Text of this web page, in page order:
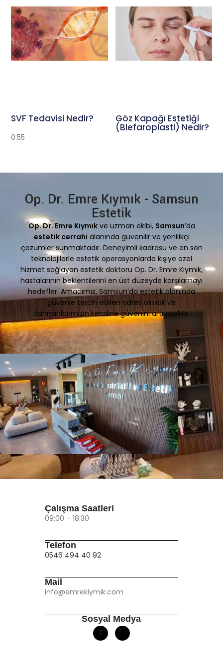
SVF Tedavisi Nedir? Göz Kapağı Estetiği
(Blefaroplasti) Nedir?
Op. Dr. Emre Kıymık - Samsun
Estetik
Op. Dr. Emre Kıymıkve uzman ekibi, Samsun’da
estetik cerrahi alanında güvenilir ve yenilikçi
çözümler sunmaktadır. Deneyimli kadrosu ve en son
teknolojilerle estetik operasyonlarda kişiye özel
hizmet sağlayan estetik doktoru Op. Dr. Emre Kıymık,
hastalarının beklentilerini en üst düzeyde karşılamayı
hedefler. Amacımız, Samsun’da estetik alanında
güvenle tercih edilen adres olmak ve
danışanlarımızın kendine güvenini artırmaktır.
Çalışma Saatleri
09:00 – 18:30
Telefon
0546 494 40 92
Mail
info@emrekiymik.com
Sosyal Medya